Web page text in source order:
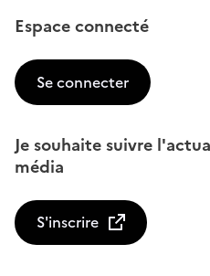
Espace connecté
Se connecter
Je souhaite suivre
média
S'inscrire